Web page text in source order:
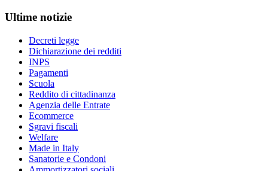
Ultime notizie
Decreti legge
Dichiarazione dei redditi
INPS
Pagamenti
Scuola
Reddito di cittadinanza
Agenzia delle Entrate
Ecommerce
Sgravi fiscali
Welfare
Made in Italy
Sanatorie e Condoni